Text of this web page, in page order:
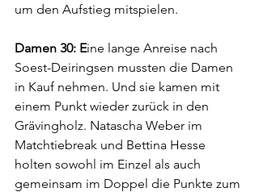
um den Aufstieg mitspielen.
Damen 30: Eine lange Anreise nach
Soest-Deiringsen mussten die Damen
in Kauf nehmen. Und sie kamen mit
einem Punkt wieder zurück in den
Grävingholz. Natascha Weber im
Matchtiebreak und Bettina Hesse
holten sowohl im Einzel als auch
gemeinsam im Doppel die Punkte zum